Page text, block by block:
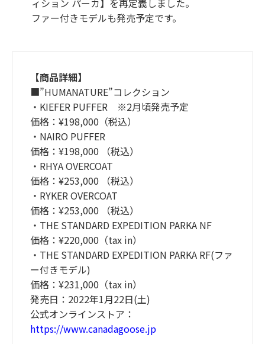
ィション パーカ】を再定義しました。
ファー付きモデルも発売予定です。
【商品詳細】
■”HUMANATURE”コレクション
・KIEFER PUFFER ※2月頃発売予定
価格：¥198,000（税込）
・NAIRO PUFFER
価格：¥198,000 （税込）
・RHYA OVERCOAT
価格：¥253,000 （税込）
・RYKER OVERCOAT
価格：¥253,000 （税込）
・THE STANDARD EXPEDITION PARKA NF
価格：¥220,000（tax in）
・THE STANDARD EXPEDITION PARKA RF(ファ
ー付きモデル)
価格：¥231,000（tax in）
発売日：2022年1月22日(土)
公式オンラインストア：
https://www.canadagoose.jp